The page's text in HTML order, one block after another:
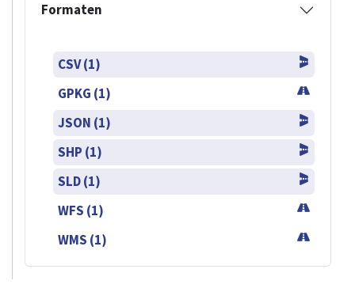
Formaten
CSV (1)
GPKG (1)
JSON (1)
SHP (1)
SLD (1)
WFS (1)
WMS (1)